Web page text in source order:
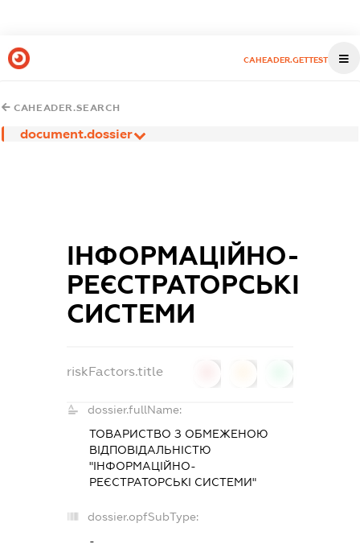
CAHEADER.GETTEST
CAHEADER.SEARCH
document.dossier
ІНФОРМАЦІЙНО-
РЕЄСТРАТОРСЬКІ
СИСТЕМИ
riskFactors.title
dossier.fullName:
ТОВАРИСТВО З ОБМЕЖЕНОЮ
ВІДПОВІДАЛЬНІСТЮ
"ІНФОРМАЦІЙНО-
РЕЄСТРАТОРСЬКІ СИСТЕМИ"
dossier.opfSubType:
-